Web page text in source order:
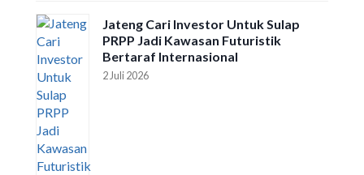
Jateng Cari Investor Untuk Sulap
PRPP Jadi Kawasan Futuristik
Bertaraf Internasional
2 Juli 2026